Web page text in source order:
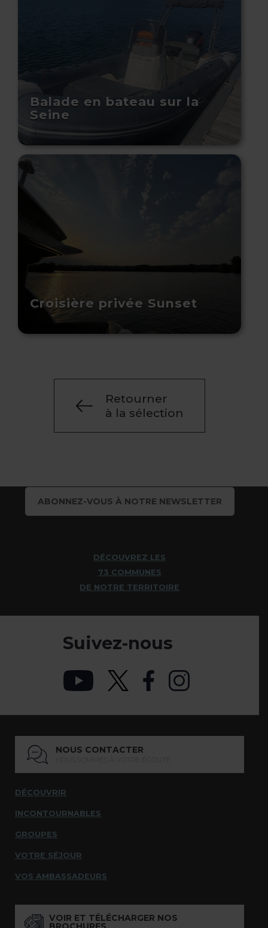
Balade en bateau sur la
Seine
Croisière privée Sunset
Retourner
à la sélection
ABONNEZ-VOUS À NOTRE NEWSLETTER
DÉCOUVREZ LES
73 COMMUNES
DE NOTRE TERRITOIRE
Suivez-nous
NOUS CONTACTER
DÉCOUVRIR
INCONTOURNABLES
GROUPES
VOTRE SÉJOUR
VOS AMBASSADEURS
VOIR ET TÉLÉCHARGER NOS